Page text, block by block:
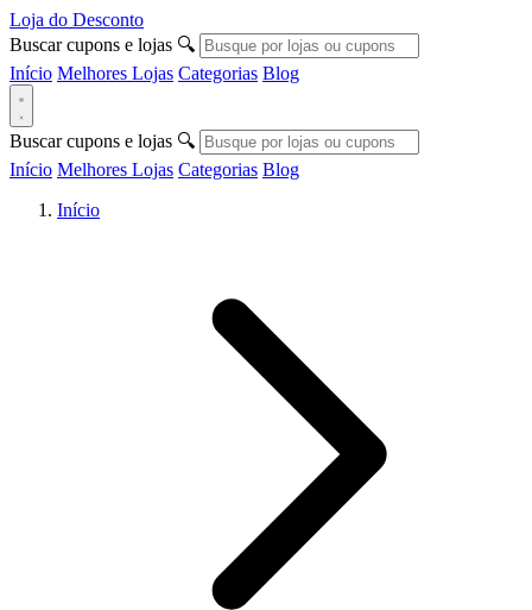
Loja do Desconto
Buscar cupons e lojas 🔍
Início Melhores Lojas Categorias Blog
Buscar cupons e lojas 🔍
Início Melhores Lojas Categorias Blog
Início